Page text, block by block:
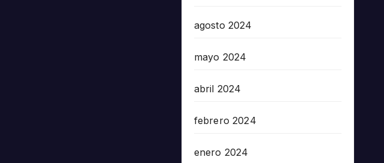
agosto 2024
mayo 2024
abril 2024
febrero 2024
enero 2024